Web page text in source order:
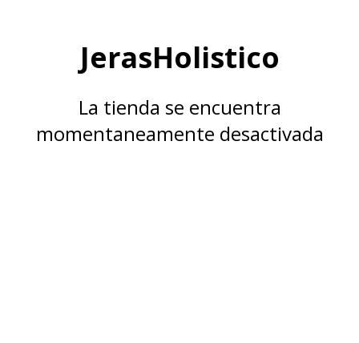
JerasHolistico
La tienda se encuentra
momentaneamente desactivada